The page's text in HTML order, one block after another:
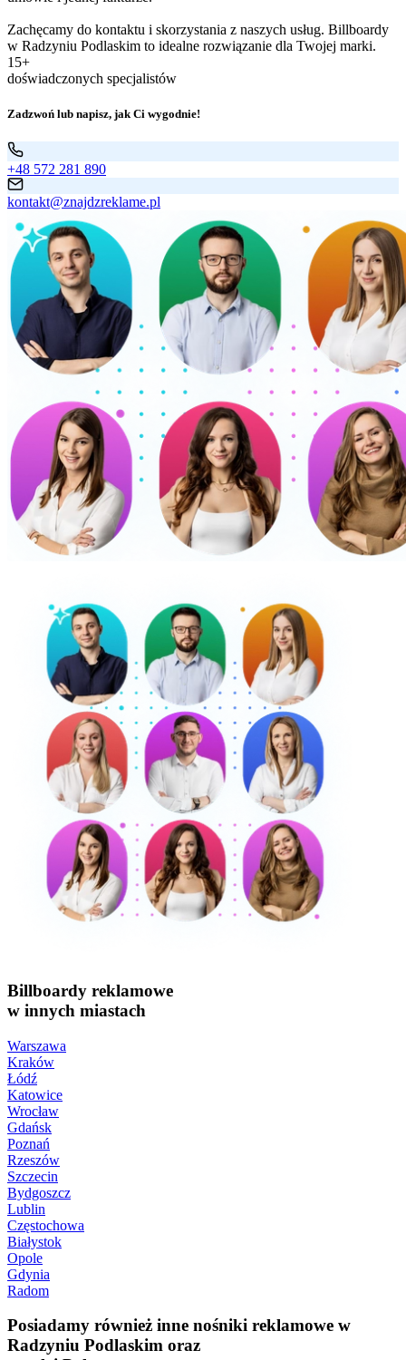
Zachęcamy do kontaktu i skorzystania z naszych usług. Billboardy
w Radzyniu Podlaskim to idealne rozwiązanie dla Twojej marki.
15+
doświadczonych specjalistów
Zadzwoń lub napisz, jak Ci wygodnie!
+48 572 281 890
kontakt@znajdzreklame.pl
Billboardy reklamowe
w innych miastach
Warszawa
Kraków
Łódź
Katowice
Wrocław
Gdańsk
Poznań
Rzeszów
Szczecin
Bydgoszcz
Lublin
Częstochowa
Białystok
Opole
Gdynia
Radom
Posiadamy również inne nośniki reklamowe w
Radzyniu Podlaskim oraz